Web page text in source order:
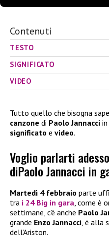
Contenuti
TESTO
SIGNIFICATO
VIDEO
Tutto quello che bisogna
canzone di Paolo Jannacci
significato e video.
Voglio parlarti
diPaolo Jannacci in
Martedì 4 febbraio parte
tra i 24 Big in gara, come è
settimane, c’è anche Paolo
grande Enzo Jannacci, è alla
dell’Ariston.